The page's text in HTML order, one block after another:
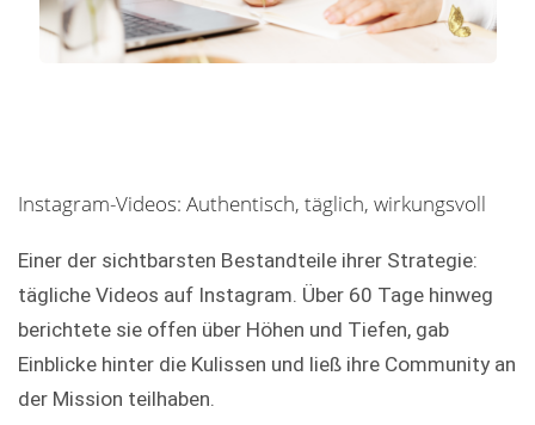
Instagram-Videos: Authentisch, täglich, wirkungsvoll
Einer der sichtbarsten Bestandteile ihrer Strategie:
tägliche Videos auf Instagram. Über 60 Tage hinweg
berichtete sie offen über Höhen und Tiefen, gab
Einblicke hinter die Kulissen und ließ ihre Community an
der Mission teilhaben.